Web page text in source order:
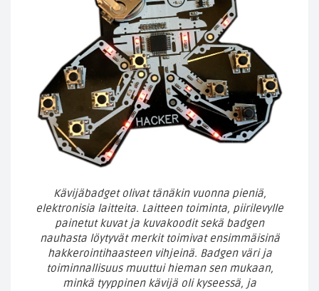
Kävijäbadget olivat tänäkin vuonna pieniä,
elektronisia laitteita. Laitteen toiminta, piirilevylle
painetut kuvat ja kuvakoodit sekä badgen
nauhasta löytyvät merkit toimivat ensimmäisinä
hakkerointihaasteen vihjeinä. Badgen väri ja
toiminnallisuus muuttui hieman sen mukaan,
minkä tyyppinen kävijä oli kyseessä, ja